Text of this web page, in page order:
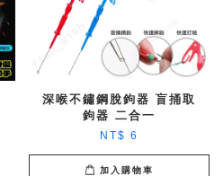
深喉不鏽鋼脫鉤器 盲捅取
鉤器 二合一
NT$ 6
加入購物車